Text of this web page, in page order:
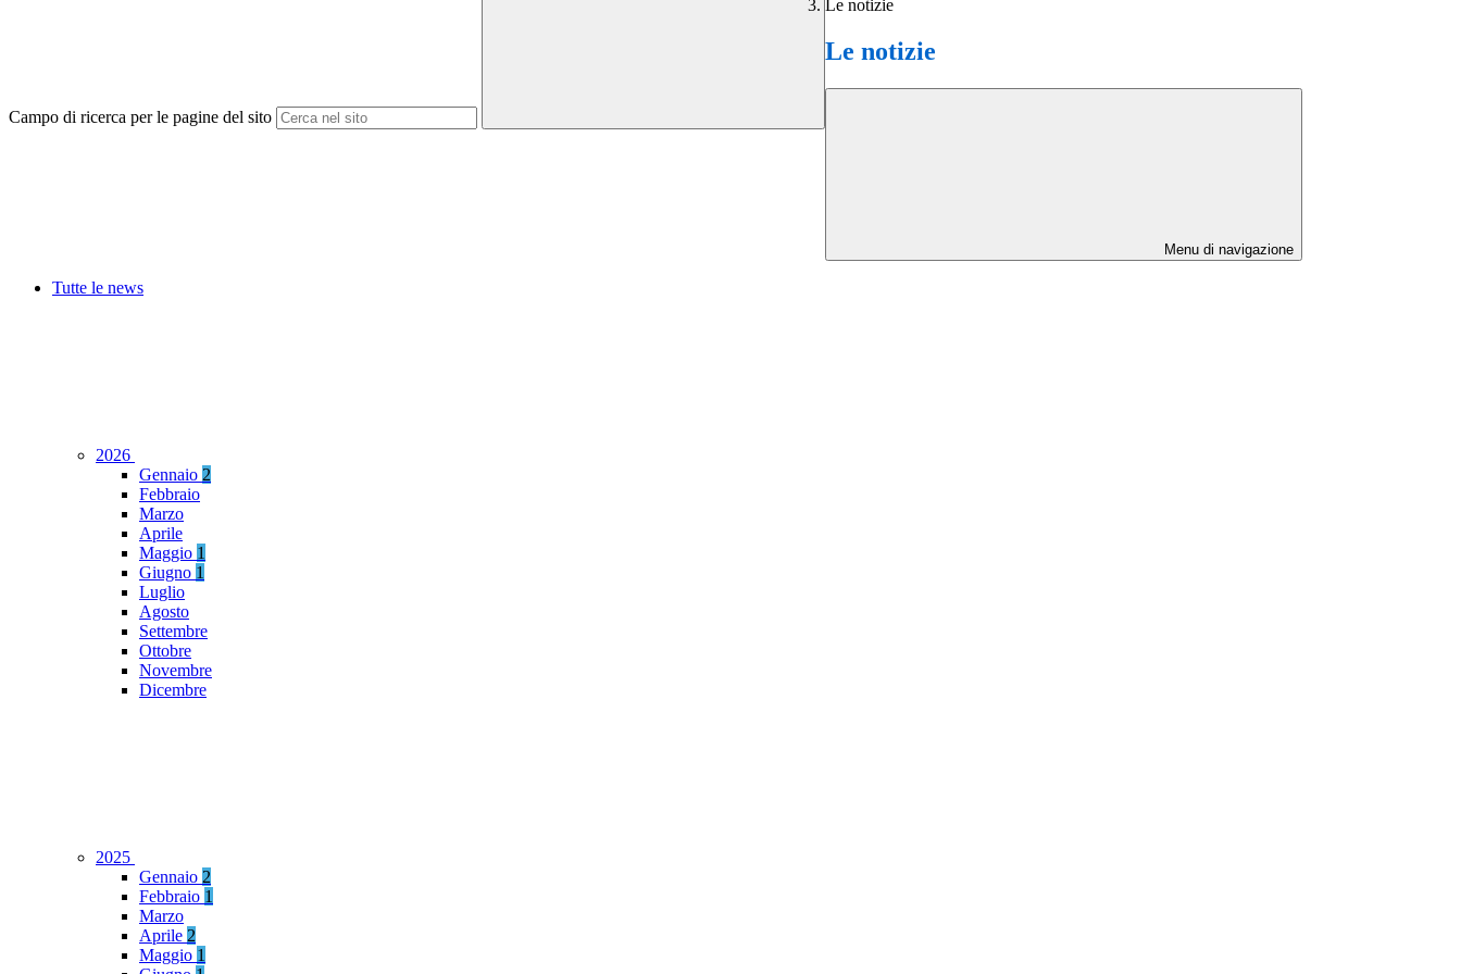
Campo di ricerca per le pagine del sito
Le notizie
Le notizie
Menu di navigazione
Tutte le news
2026
Gennaio 2
Febbraio
Marzo
Aprile
Maggio 1
Giugno 1
Luglio
Agosto
Settembre
Ottobre
Novembre
Dicembre
2025
Gennaio 2
Febbraio 1
Marzo
Aprile 2
Maggio 1